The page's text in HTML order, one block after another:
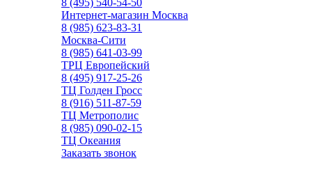
8 (495) 540-54-50
Интернет-магазин Москва
8 (985) 623-83-31
Москва-Сити
8 (985) 641-03-99
ТРЦ Европейский
8 (495) 917-25-26
ТЦ Голден Гросс
8 (916) 511-87-59
ТЦ Метрополис
8 (985) 090-02-15
ТЦ Океания
Заказать звонок